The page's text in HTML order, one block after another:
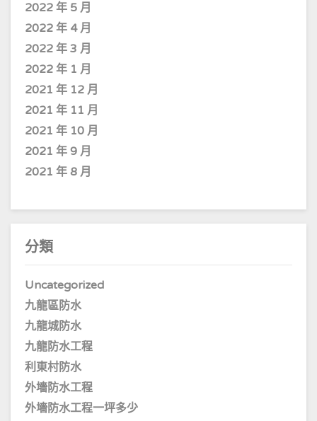
2022 年 5 月
2022 年 4 月
2022 年 3 月
2022 年 1 月
2021 年 12 月
2021 年 11 月
2021 年 10 月
2021 年 9 月
2021 年 8 月
分類
Uncategorized
九龍區防水
九龍城防水
九龍防水工程
利東村防水
外墻防水工程
外墻防水工程一坪多少